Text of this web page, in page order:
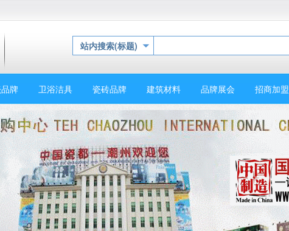
站内搜索(标题)
牌 卫浴洁具 瓷砖品牌 建筑材料 品牌展会 招商加盟